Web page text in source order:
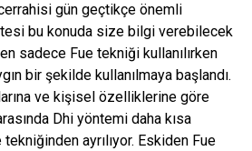
gün geçtikçe önemli
bu konuda size bilgi verebilecek
sadece Fue tekniği kullanılırken
bir şekilde kullanılmaya başlandı.
ve kişisel özelliklerine göre
Dhi yöntemi daha kısa
tekniğinden ayrılıyor. Eskiden Fue